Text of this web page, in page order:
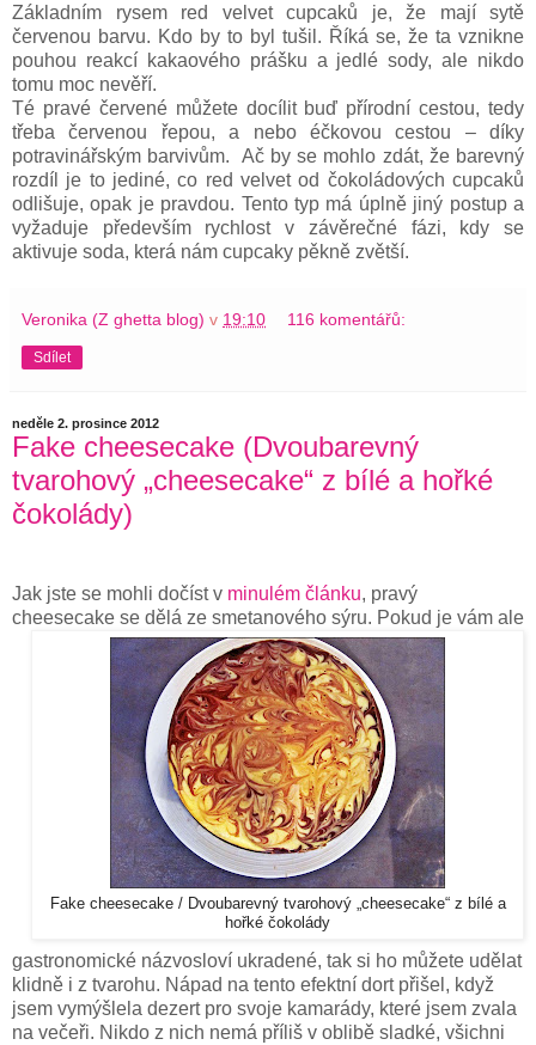
Základním rysem red velvet cupcaků je, že mají sytě
červenou barvu. Kdo by to byl tušil. Říká se, že ta vznikne
pouhou reakcí kakaového prášku a jedlé sody, ale nikdo
tomu moc nevěří.
Té pravé červené můžete docílit buď přírodní cestou, tedy
třeba červenou řepou, a nebo éčkovou cestou – díky
potravinářským barvivům. Ač by se mohlo zdát, že barevný
rozdíl je to jediné, co red velvet od čokoládových cupcaků
odlišuje, opak je pravdou. Tento typ má úplně jiný postup a
vyžaduje především rychlost v závěrečné fázi, kdy se
aktivuje soda, která nám cupcaky pěkně zvětší.
Veronika (Z ghetta blog) v 19:10 116 komentářů:
Sdílet
neděle 2. prosince 2012
Fake cheesecake (Dvoubarevný
tvarohový „cheesecake“ z bílé a hořké
čokolády)
Jak jste se mohli dočíst v minulém článku, pravý
cheesecake se dělá ze smetanového sýru. Pokud je vám ale
Fake cheesecake / Dvoubarevný tvarohový „cheesecake“ z bílé a
hořké čokolády
gastronomické názvosloví ukradené, tak si ho můžete udělat
klidně i z tvarohu. Nápad na tento efektní dort přišel, když
jsem vymýšlela dezert pro svoje kamarády, které jsem zvala
na večeři. Nikdo z nich nemá příliš v oblibě sladké, všichni